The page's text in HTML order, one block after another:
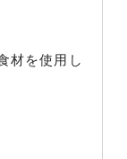
材を使用し